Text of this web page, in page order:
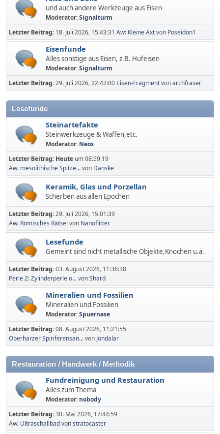
und auch andere Werkzeuge aus Eisen
Moderator:Signalturm
Letzter Beitrag: 18. Juli 2026, 15:43:31 Aw: Kleine Axtvon Poseidon1
Eisenfunde
Alles sonstige aus Eisen, z.B. Hufeisen
Moderator:Signalturm
Letzter Beitrag:29. Juli 2026, 22:42:00 Eisen-Fragmentvonarchfraser
Lesefunde
Steinartefakte
Steinwerkzeuge & Waffen,etc.
Moderator: Neos
Letzter Beitrag: Heute um 08:59:19
Aw: mesolithische Spitze...von Danske
Keramik, Glas und Porzellan
Scherben aus allen Epochen
Letzter Beitrag:29. Juli 2026, 15:01:39
Aw: Römisches Rätsel von Nanoflitter
Lesefunde
Gemeint sind nicht metallische Objekte,Knochen u.ä.
Letzter Beitrag:03. August 2026, 11:36:38
Perle 2: Zylinderperle o...vonShard
Mineralien und Fossilien
Mineralien und Fossilien
Moderator:Spuernase
Letzter Beitrag:08. August 2026, 11:21:55
Oberharzer Spiriferensan...von Jondalar
Restauration / Handwerk / Methodik
Fundreinigung und Restauration
Alles zum Thema
Moderator: nobody
Letzter Beitrag:30. Mai 2026, 17:44:59
Aw: Ultraschallbadvonstratocaster